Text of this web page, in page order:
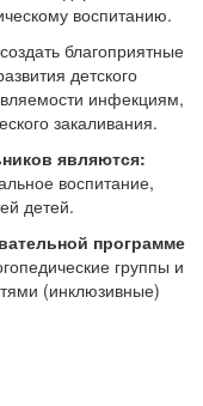
воспитанию.
благоприятные
детского
инфекциям,
закаливания.
являются:
воспитание,
детей.
программе
группы и
(инклюзивные)